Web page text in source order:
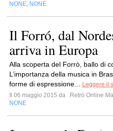
NONE NONE
Il Forró, dal
arriva in Europa
Alla scoperta del Forrò, ballo di
L’importanza della musica in
forme di espressione...
Leggere il
Il 06 maggio 2015 da
Retrò Online
NONE